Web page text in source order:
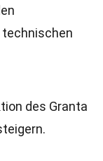
des Granta